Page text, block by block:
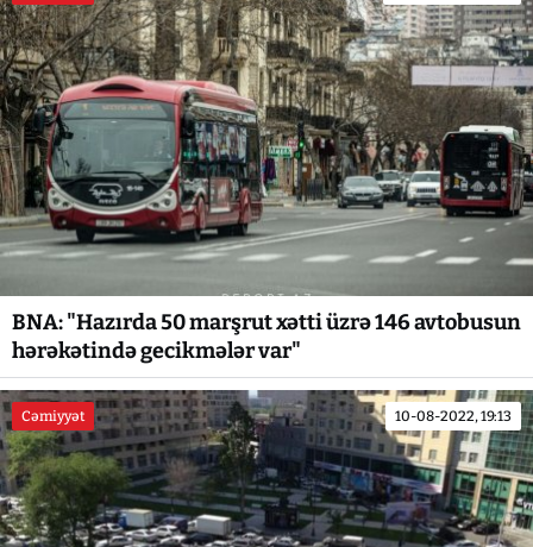
BNA: "Hazırda 50 marşrut xətti üzrə 146 avtobusun
hərəkətində gecikmələr var"
Cəmiyyət 10-08-2022, 19:13